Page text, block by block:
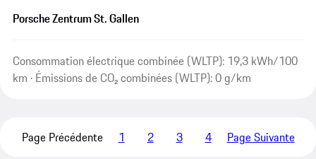
Porsche Zentrum St. Gallen
Consommation électrique combinée (WLTP): 19,3 kWh/100
km · Émissions de CO₂ combinées (WLTP): 0 g/km
Page Précédente 1 2 3 4 Page Suivante